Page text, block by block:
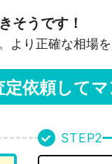
そうです！
より正確な相場
定依頼して
STEP2